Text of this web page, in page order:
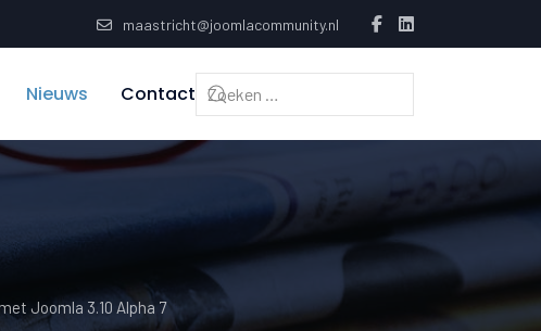
maastricht@joomlacommunity.nl
Nieuws Contact
Joomla 3.10 Alpha 7